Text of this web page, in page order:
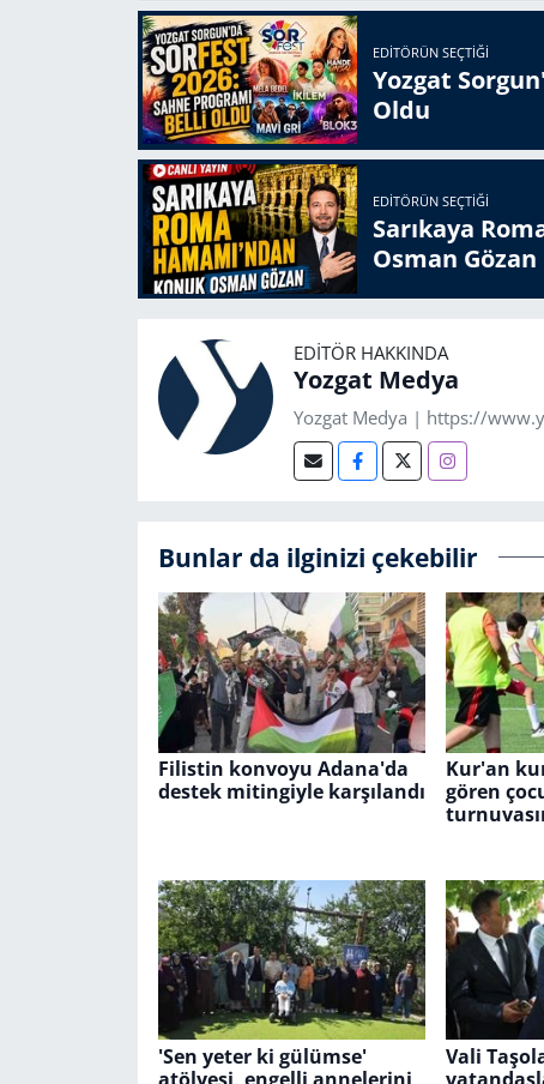
EDITÖRÜN SEÇTIĞI
Yozgat
Oldu
EDITÖRÜN SEÇTIĞI
Sarıkaya
Osman Gözan
EDITÖR HAKKINDA
Yozgat Medya
Yozgat Medya | https://
Bunlar da ilginizi çekebilir
Filistin konvoyu Adana'da
destek mitingiyle karşılandı
Kur'an
gören
'Sen yeter ki gülümse'
Vali